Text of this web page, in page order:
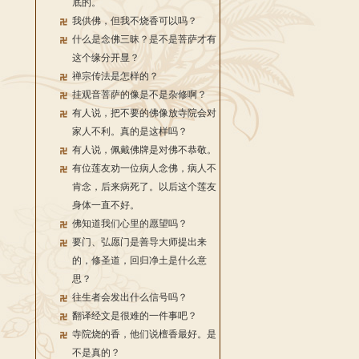
底的。
我供佛，但我不烧香可以吗？
什么是念佛三昧？是不是菩萨才有
这个缘分开显？
禅宗传法是怎样的？
挂观音菩萨的像是不是杂修啊？
有人说，把不要的佛像放寺院会对
家人不利。真的是这样吗？
有人说，佩戴佛牌是对佛不恭敬。
有位莲友劝一位病人念佛，病人不
肯念，后来病死了。以后这个莲友
身体一直不好。
佛知道我们心里的愿望吗？
要门、弘愿门是善导大师提出来
的，修圣道，回归净土是什么意
思？
往生者会发出什么信号吗？
翻译经文是很难的一件事吧？
寺院烧的香，他们说檀香最好。是
不是真的？